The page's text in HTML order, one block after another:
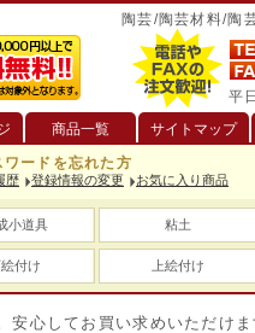
陶芸/陶芸材料/陶
平
商品一覧 サイトマップ
ードを忘れた方
歴 登録情報の変更 お気に入り商品
小道具 粘土
付け 上絵付け
お買い求めいただけます。